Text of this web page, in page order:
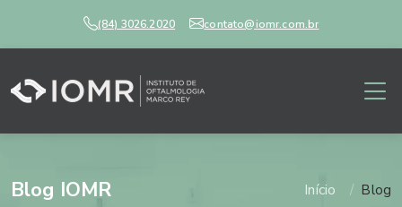
(84) 3026.2020 contato@iomr.com.br
Blog IOMR Início Blog